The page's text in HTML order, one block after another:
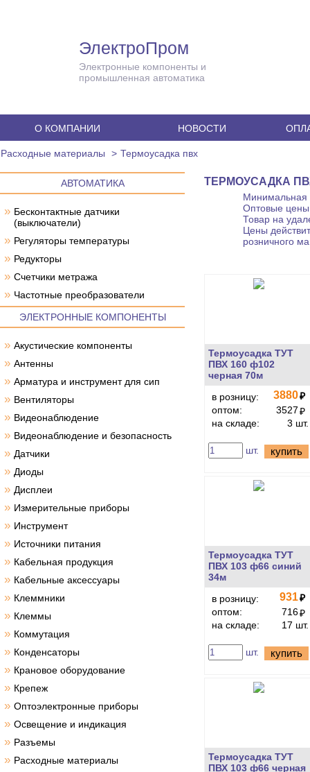
ЭлектроПром
Электронные компоненты и
промышленная автоматика
О КОМПАНИИ НОВОСТИ
Расходные материалы Термоусадка пвх
АВТОМАТИКА
» Бесконтактные датчики
(выключатели)
» Регуляторы температуры
» Редукторы
» Счетчики метража
» Частотные преобразователи
ЭЛЕКТРОННЫЕ КОМПОНЕНТЫ
» Акустические компоненты
» Антенны
» Арматура и инструмент для сип
» Вентиляторы
» Видеонаблюдение
» Видеонаблюдение и безопасность
» Датчики
» Диоды
» Дисплеи
» Измерительные приборы
» Инструмент
» Источники питания
» Кабельная продукция
» Кабельные аксессуары
» Клеммники
» Клеммы
» Коммутация
» Конденсаторы
» Крановое оборудование
» Крепеж
» Оптоэлектронные приборы
» Освещение и индикация
» Разъемы
» Расходные материалы
ТЕРМОУСАДКА
Минимальная
Оптовые цены
Товар на
Цены
розничного
Термоусадка ТУТ
ПВХ 160 ф102
черная 70м
в розницу:
3880₽
оптом:
3527₽
на складе:
3 шт.
шт. купить
Термоусадка ТУТ
ПВХ 103 ф66 синий
34м
в розницу:
931₽
оптом:
716₽
на складе:
17 шт.
шт. купить
Термоусадка ТУТ
ПВХ 103 ф66 черная